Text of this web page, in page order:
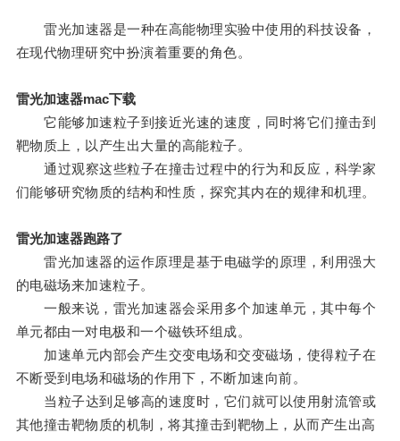
雷光加速器是一种在高能物理实验中使用的科技设备，
在现代物理研究中扮演着重要的角色。
雷光加速器mac下载
它能够加速粒子到接近光速的速度，同时将它们撞击到
靶物质上，以产生出大量的高能粒子。
通过观察这些粒子在撞击过程中的行为和反应，科学家
们能够研究物质的结构和性质，探究其内在的规律和机理。
雷光加速器跑路了
雷光加速器的运作原理是基于电磁学的原理，利用强大
的电磁场来加速粒子。
一般来说，雷光加速器会采用多个加速单元，其中每个
单元都由一对电极和一个磁铁环组成。
加速单元内部会产生交变电场和交变磁场，使得粒子在
不断受到电场和磁场的作用下，不断加速向前。
当粒子达到足够高的速度时，它们就可以使用射流管或
其他撞击靶物质的机制，将其撞击到靶物上，从而产生出高